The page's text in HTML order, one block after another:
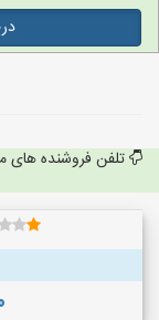
تلفن فروشنده های